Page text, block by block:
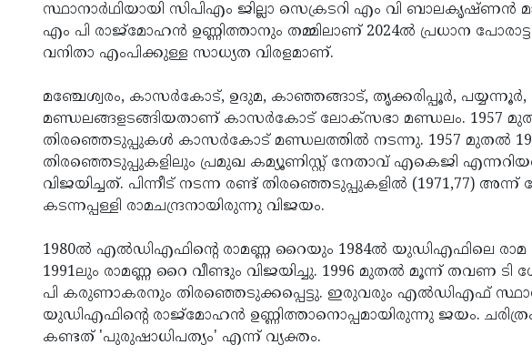
സ്ഥാനാർഥിയായി സിപിഎം ജില്ലാ സെക്രടറി എം വി ബാലകൃഷ്ണൻ
എം പി രാജ്‌മോഹൻ ഉണ്ണിത്താനും തമ്മിലാണ് 2024ൽ പ്രധാന
വനിതാ എംപിക്കുള്ള സാധ്യത വിരളമാണ്.
മഞ്ചേശ്വരം, കാസർകോട്, ഉദുമ, കാഞ്ഞങ്ങാട്, തൃക്കരിപ്പൂര്‍, പയ്യന്നൂര്‍,
മണ്ഡലങ്ങളടങ്ങിയതാണ് കാസർകോട് ലോക്‌സഭാ മണ്ഡലം. 1957
തിരഞ്ഞെടുപ്പുകൾ കാസർകോട് മണ്ഡലത്തിൽ നടന്നു. 1957 മുതല്‍
തിരഞ്ഞെടുപ്പുകളിലും പ്രമുഖ കമ്യൂണിസ്റ്റ് നേതാവ് എകെജി
വിജയിച്ചത്. പിന്നീട് നടന്ന രണ്ട് തിരഞ്ഞെടുപ്പുകളിൽ (1971,77)
കടന്നപ്പള്ളി രാമചന്ദ്രനായിരുന്നു വിജയം.
1980ല്‍ എല്‍ഡിഎഫിന്റെ രാമണ്ണ റൈയും 1984ല്‍ യുഡിഎഫിലെ രാമ
1991ലും രാമണ്ണ റൈ വീണ്ടും വിജയിച്ചു. 1996 മുതൽ മൂന്ന് തവണ
പി കരുണാകരനും തിരഞ്ഞെടുക്കപ്പെട്ടു. ഇരുവരും എൽഡിഎഫ്
യുഡിഎഫിന്റെ രാജ്‌മോഹൻ ഉണ്ണിത്താനൊപ്പമായിരുന്നു ജയം.
കണ്ടത് 'പുരുഷാധിപത്യം' എന്ന് വ്യക്തം.